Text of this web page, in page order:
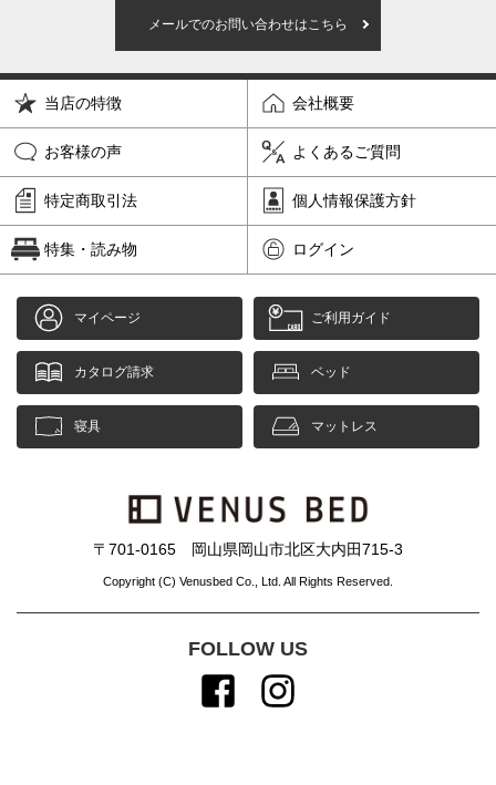
メールでのお問い合わせはこちら
当店の特徴 会社概要
お客様の声 よくあるご質問
特定商取引法 個人情報保護方針
特集・読み物 ログイン
マイページ ご利用ガイド
カタログ請求 ベッド
寝具 マットレス
〒701-0165 岡山県岡山市北区大内田715-3
Copyright (C) Venusbed Co., Ltd. All Rights Reserved.
FOLLOW US